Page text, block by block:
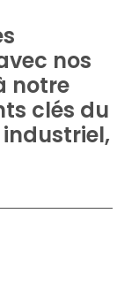
nos
notre
clés du